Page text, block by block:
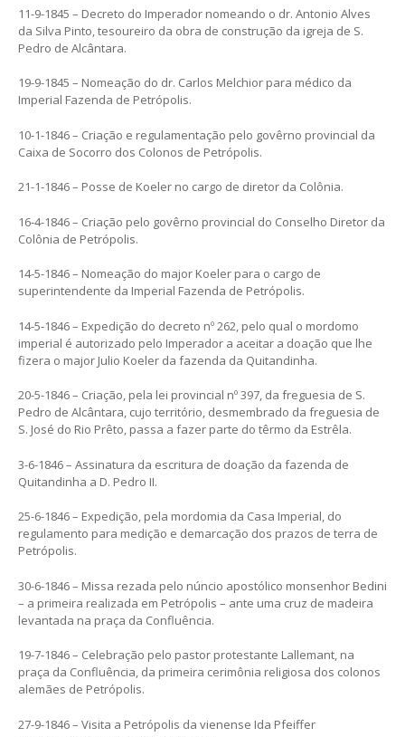
11-9-1845 – Decreto do Imperador nomeando o dr. Antonio Alves
da Silva Pinto, tesoureiro da obra de construção da igreja de S.
Pedro de Alcântara.
19-9-1845 – Nomeação do dr. Carlos Melchior para médico da
Imperial Fazenda de Petrópolis.
10-1-1846 – Criação e regulamentação pelo govêrno provincial da
Caixa de Socorro dos Colonos de Petrópolis.
21-1-1846 – Posse de Koeler no cargo de diretor da Colônia.
16-4-1846 – Criação pelo govêrno provincial do Conselho Diretor da
Colônia de Petrópolis.
14-5-1846 – Nomeação do major Koeler para o cargo de
superintendente da Imperial Fazenda de Petrópolis.
14-5-1846 – Expedição do decreto nº 262, pelo qual o mordomo
imperial é autorizado pelo Imperador a aceitar a doação que lhe
fizera o major Julio Koeler da fazenda da Quitandinha.
20-5-1846 – Criação, pela lei provincial nº 397, da freguesia de S.
Pedro de Alcântara, cujo território, desmembrado da freguesia de
S. José do Rio Prêto, passa a fazer parte do têrmo da Estrêla.
3-6-1846 – Assinatura da escritura de doação da fazenda de
Quitandinha a D. Pedro II.
25-6-1846 – Expedição, pela mordomia da Casa Imperial, do
regulamento para medição e demarcação dos prazos de terra de
Petrópolis.
30-6-1846 – Missa rezada pelo núncio apostólico monsenhor Bedini
– a primeira realizada em Petrópolis – ante uma cruz de madeira
levantada na praça da Confluência.
19-7-1846 – Celebração pelo pastor protestante Lallemant, na
praça da Confluência, da primeira cerimônia religiosa dos colonos
alemães de Petrópolis.
27-9-1846 – Visita a Petrópolis da vienense Ida Pfeiffer